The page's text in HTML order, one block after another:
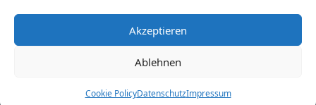
Akzeptieren
Ablehnen
Cookie PolicyDatenschutzImpressum
© 2026 Otaku Japan. Alle Rechte vorbehalten.